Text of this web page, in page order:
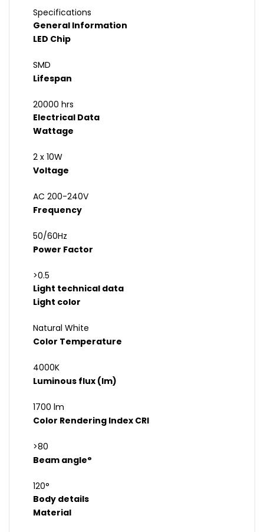
Specifications
General Information
LED Chip
SMD
Lifespan
20000 hrs
Electrical Data
Wattage
2 x 10W
Voltage
AC 200-240V
Frequency
50/60Hz
Power Factor
>0.5
Light technical data
Light color
Natural White
Color Temperature
4000K
Luminous flux (lm)
1700 lm
Color Rendering Index CRI
>80
Beam angle°
120°
Body details
Material